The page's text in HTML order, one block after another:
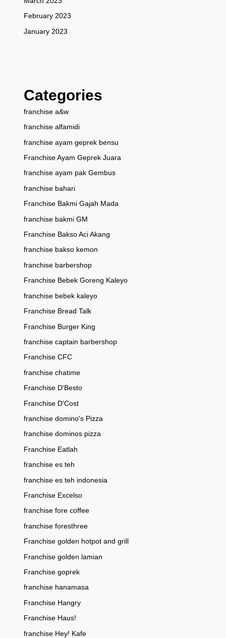
February 2023
January 2023
Categories
franchise a&w
franchise alfamidi
franchise ayam geprek bensu
Franchise Ayam Geprek Juara
franchise ayam pak Gembus
franchise bahari
Franchise Bakmi Gajah Mada
franchise bakmi GM
Franchise Bakso Aci Akang
franchise bakso kemon
franchise barbershop
Franchise Bebek Goreng Kaleyo
franchise bebek kaleyo
Franchise Bread Talk
Franchise Burger King
franchise captain barbershop
Franchise CFC
franchise chatime
Franchise D'Besto
Franchise D'Cost
franchise domino's Pizza
franchise dominos pizza
Franchise Eatlah
franchise es teh
franchise es teh indonesia
Franchise Excelso
franchise fore coffee
franchise foresthree
Franchise golden hotpot and grill
Franchise golden lamian
Franchise goprek
franchise hanamasa
Franchise Hangry
Franchise Haus!
franchise Hey! Kafe